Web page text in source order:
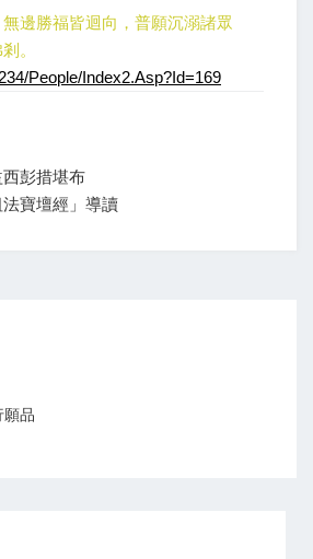
邊勝福皆迴向，普願沉溺諸眾
。
people/index2.asp?id=169
西彭措堪布
寶壇經」導讀
願品